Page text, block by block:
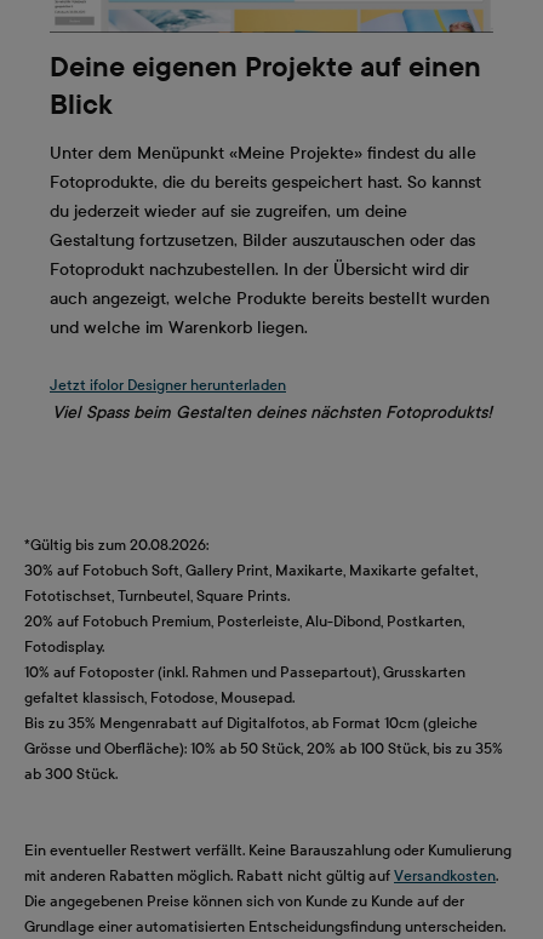
Deine eigenen Projekte auf einen
Blick
Unter dem Menüpunkt «Meine Projekte» findest du alle
Fotoprodukte, die du bereits gespeichert hast. So kannst
du jederzeit wieder auf sie zugreifen, um deine
Gestaltung fortzusetzen, Bilder auszutauschen oder das
Fotoprodukt nachzubestellen. In der Übersicht wird dir
auch angezeigt, welche Produkte bereits bestellt wurden
und welche im Warenkorb liegen.
Jetzt ifolor Designer herunterladen
Viel Spass beim Gestalten deines nächsten Fotoprodukts!
*Gültig bis zum 20.08.2026:
30% auf Fotobuch Soft, Gallery Print, Maxikarte, Maxikarte gefaltet,
Fototischset, Turnbeutel, Square Prints.
20% auf Fotobuch Premium, Posterleiste, Alu-Dibond, Postkarten,
Fotodisplay.
10% auf Fotoposter (inkl. Rahmen und Passepartout), Grusskarten
gefaltet klassisch, Fotodose, Mousepad.
Bis zu 35% Mengenrabatt auf Digitalfotos, ab Format 10cm (gleiche
Grösse und Oberfläche): 10% ab 50 Stück, 20% ab 100 Stück, bis zu 35%
ab 300 Stück.
Ein eventueller Restwert verfällt. Keine Barauszahlung oder Kumulierung
mit anderen Rabatten möglich. Rabatt nicht gültig auf Versandkosten.
Die angegebenen Preise können sich von Kunde zu Kunde auf der
Grundlage einer automatisierten Entscheidungsfindung unterscheiden.